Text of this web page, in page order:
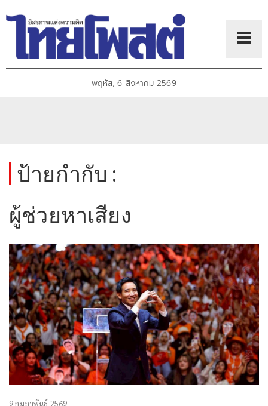
พฤหัส, 6 สิงหาคม 2569
ป้ายกำกับ :
ผู้ช่วยหาเสียง
9 กุมภาพันธ์ 2569